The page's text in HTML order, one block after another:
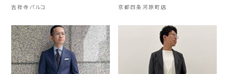
吉祥寺パルコ 京都四条河原町店